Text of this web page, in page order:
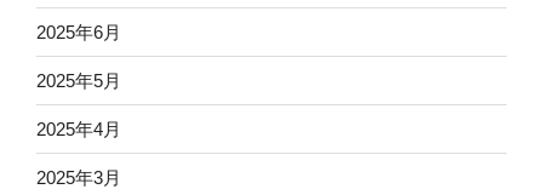
2025年6月
2025年5月
2025年4月
2025年3月